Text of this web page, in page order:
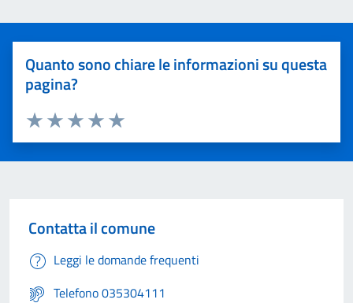
Quanto sono chiare le informazioni su questa
pagina?
Valuta 5 stelle su 5
Valuta 4 stelle su 5
Valuta 3 stelle su 5
Valuta 2 stelle su 5
Valuta 1 stelle su 5
Contatta il comune
Leggi le domande frequenti
Telefono 035304111